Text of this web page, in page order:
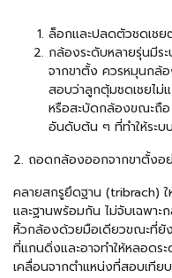
ล็อกและปลดตัวชดเช
กล้องระดับหลายรุ่นมี
จากขาตั้ง ควรหมุนกล้
สอบว่าลูกตุ้มชดเชยไม่
หรือสะบัดกล้องขณะถือ
อันดับต้น ๆ ที่ทำให้ระบ
2. ถอดกล้องออกจากขาตั้งอ
คลายสกรูยึดฐาน (tribrach)
และฐานพร้อมกัน ไม่จับเฉพา
หิ้วกล้องด้วยมือเดียวขณะที่ยั
ที่แกนดิ่งและอาจทำให้หลอด
เคลื่อนจากตำแหน่งที่สอบเทีย